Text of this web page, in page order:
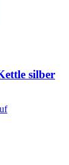
silber